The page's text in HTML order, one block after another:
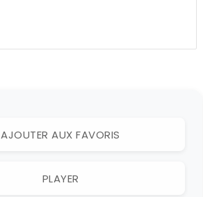
AJOUTER AUX FAVORIS
PLAYER